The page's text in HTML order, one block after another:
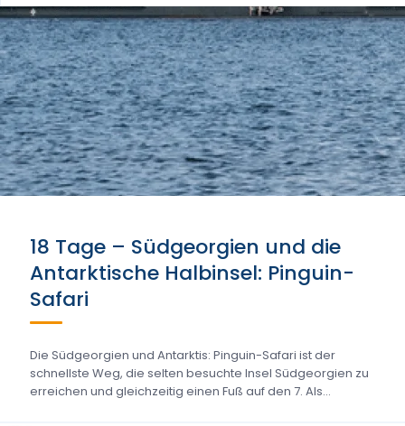
18 Tage – Südgeorgien und die
Antarktische Halbinsel: Pinguin-
Safari
Die Südgeorgien und Antarktis: Pinguin-Safari ist der
schnellste Weg, die selten besuchte Insel Südgeorgien zu
erreichen und gleichzeitig einen Fuß auf den 7. Als...